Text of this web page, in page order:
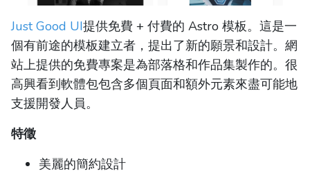
Just Good UI提供免費 + 付費的 Astro 模板。這是一
個有前途的模板建立者，提出了新的願景和設計。網
站上提供的免費專案是為部落格和作品集製作的。很
高興看到軟體包包含多個頁面和額外元素來盡可能地
支援開發人員。
特徵
美麗的簡約設計